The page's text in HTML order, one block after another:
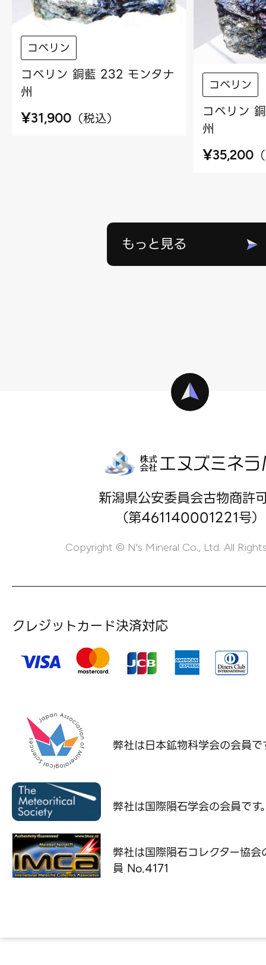
コベリン
コベリン 銅藍 232 モンタナ
州
¥31,900 （税込）
コベリン
コベリン
州
¥35,200 （
もっと見る
新潟県公安委員会古物商許
（第461140001221号）
Copyright © N's Mineral Co., Ltd. All
クレジットカード決済対応
弊社は日本鉱物科学会の会員で
弊社は国際隕石学会の会員です
弊社は国際隕石コレクター協会
員 No.4171